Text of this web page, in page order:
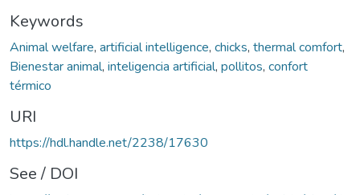
Keywords
Animal welfare, artificial intelligence, chicks, thermal comfort,
Bienestar animal, inteligencia artificial, pollitos, confort
térmico
URI
https://hdl.handle.net/2238/17630
See / DOI